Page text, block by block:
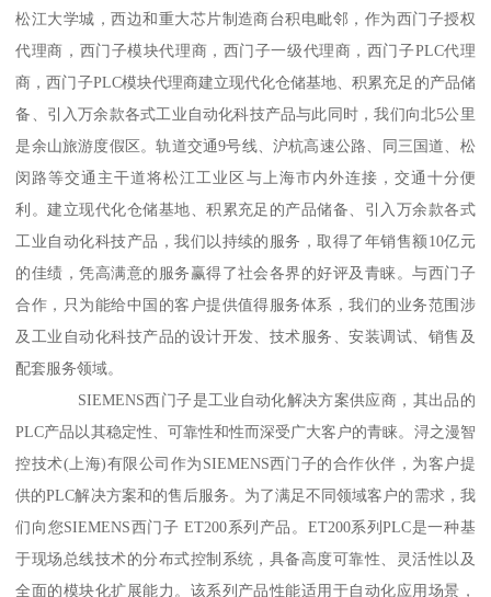
松江大学城，西边和重大芯片制造商台积电毗邻，作为西门子授权
代理商，西门子模块代理商，西门子一级代理商，西门子PLC代理
商，西门子PLC模块代理商建立现代化仓储基地、积累充足的产品储
备、引入万余款各式工业自动化科技产品与此同时，我们向北5公里
是余山旅游度假区。轨道交通9号线、沪杭高速公路、同三国道、松
闵路等交通主干道将松江工业区与上海市内外连接，交通十分便
利。建立现代化仓储基地、积累充足的产品储备、引入万余款各式
工业自动化科技产品，我们以持续的服务，取得了年销售额10亿元
的佳绩，凭高满意的服务赢得了社会各界的好评及青睐。与西门子
合作，只为能给中国的客户提供值得服务体系，我们的业务范围涉
及工业自动化科技产品的设计开发、技术服务、安装调试、销售及
配套服务领域。
SIEMENS西门子是工业自动化解决方案供应商，其出品的
PLC产品以其稳定性、可靠性和性而深受广大客户的青睐。浔之漫智
控技术(上海)有限公司作为SIEMENS西门子的合作伙伴，为客户提
供的PLC解决方案和的售后服务。为了满足不同领域客户的需求，我
们向您SIEMENS西门子 ET200系列产品。ET200系列PLC是一种基
于现场总线技术的分布式控制系统，具备高度可靠性、灵活性以及
全面的模块化扩展能力。该系列产品性能适用于自动化应用场景，